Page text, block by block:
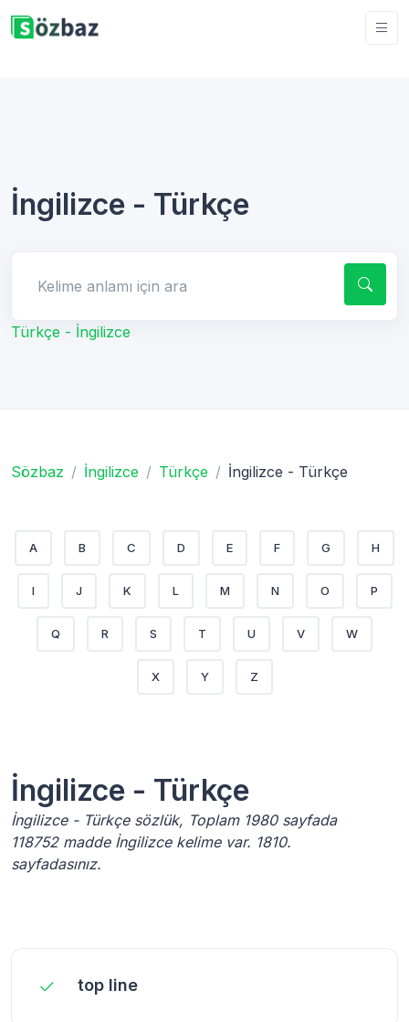
İngilizce - Türkçe
Türkçe - İngilizce
Sözbaz İngilizce Türkçe İngilizce - Türkçe
A B C D E F G H
I J K L M N O P
Q R S T U V W
X Y Z
İngilizce - Türkçe
İngilizce - Türkçe sözlük, Toplam 1980 sayfada
118752 madde İngilizce kelime var. 1810.
sayfadasınız.
top line